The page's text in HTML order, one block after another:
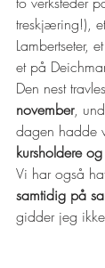
treskjæring!),
Lambertseter,
et på
Den nest
november,
dagen hadde
kursholdere
Vi har også
samtidig på
gidder jeg